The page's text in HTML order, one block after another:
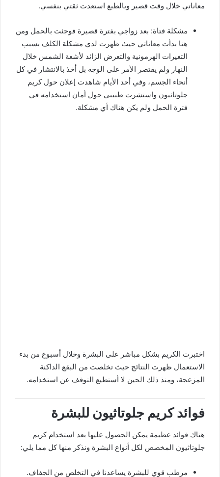
معاناتي خلال وقت قصير وبالطبع استعدت ثقتي بنفسي.
مشكلة فتاة: بعد زواجي بفترة قصيرة فوجئت بالحمل ومن
هنا بدأت معاناتي حيث ظهرت لدي مشكلة الكلف بسبب
التغيرات الهرمونية والتعرض الزائد لأشعة الشمس خلال
النهار ولم يقتصر الأمر على الوجه بل أخذ بالانتشار في كل
أنحاء الجسم، وفي أحد الأيام شاهدت إعلان حول كريم
جلوتاثيون واستشرت طبيبي حول أمان استخدامه في
فترة الحمل ولم يكن هناك أي مشكلة.
اختبرت الكريم بشكل مباشر على البشرة وخلال أسبوع من بدء
الاستعمال ظهرت النتائج حيث تخلصت من البقع الداكنة
المزعجة، ومنذ ذلك الحين لا أستطيع التوقف عن استخدامه.
فوائد كريم جلوتاثيون للبشرة
هناك فوائد عظيمة يمكن الحصول عليها بعد استخدام كريم
جلوتاثيون المخصص لكل أنواع البشرة ونذكر منها كل مما يلي:
مرطب قوي للبشرة يساعدنا في التخلص من الجفاف.